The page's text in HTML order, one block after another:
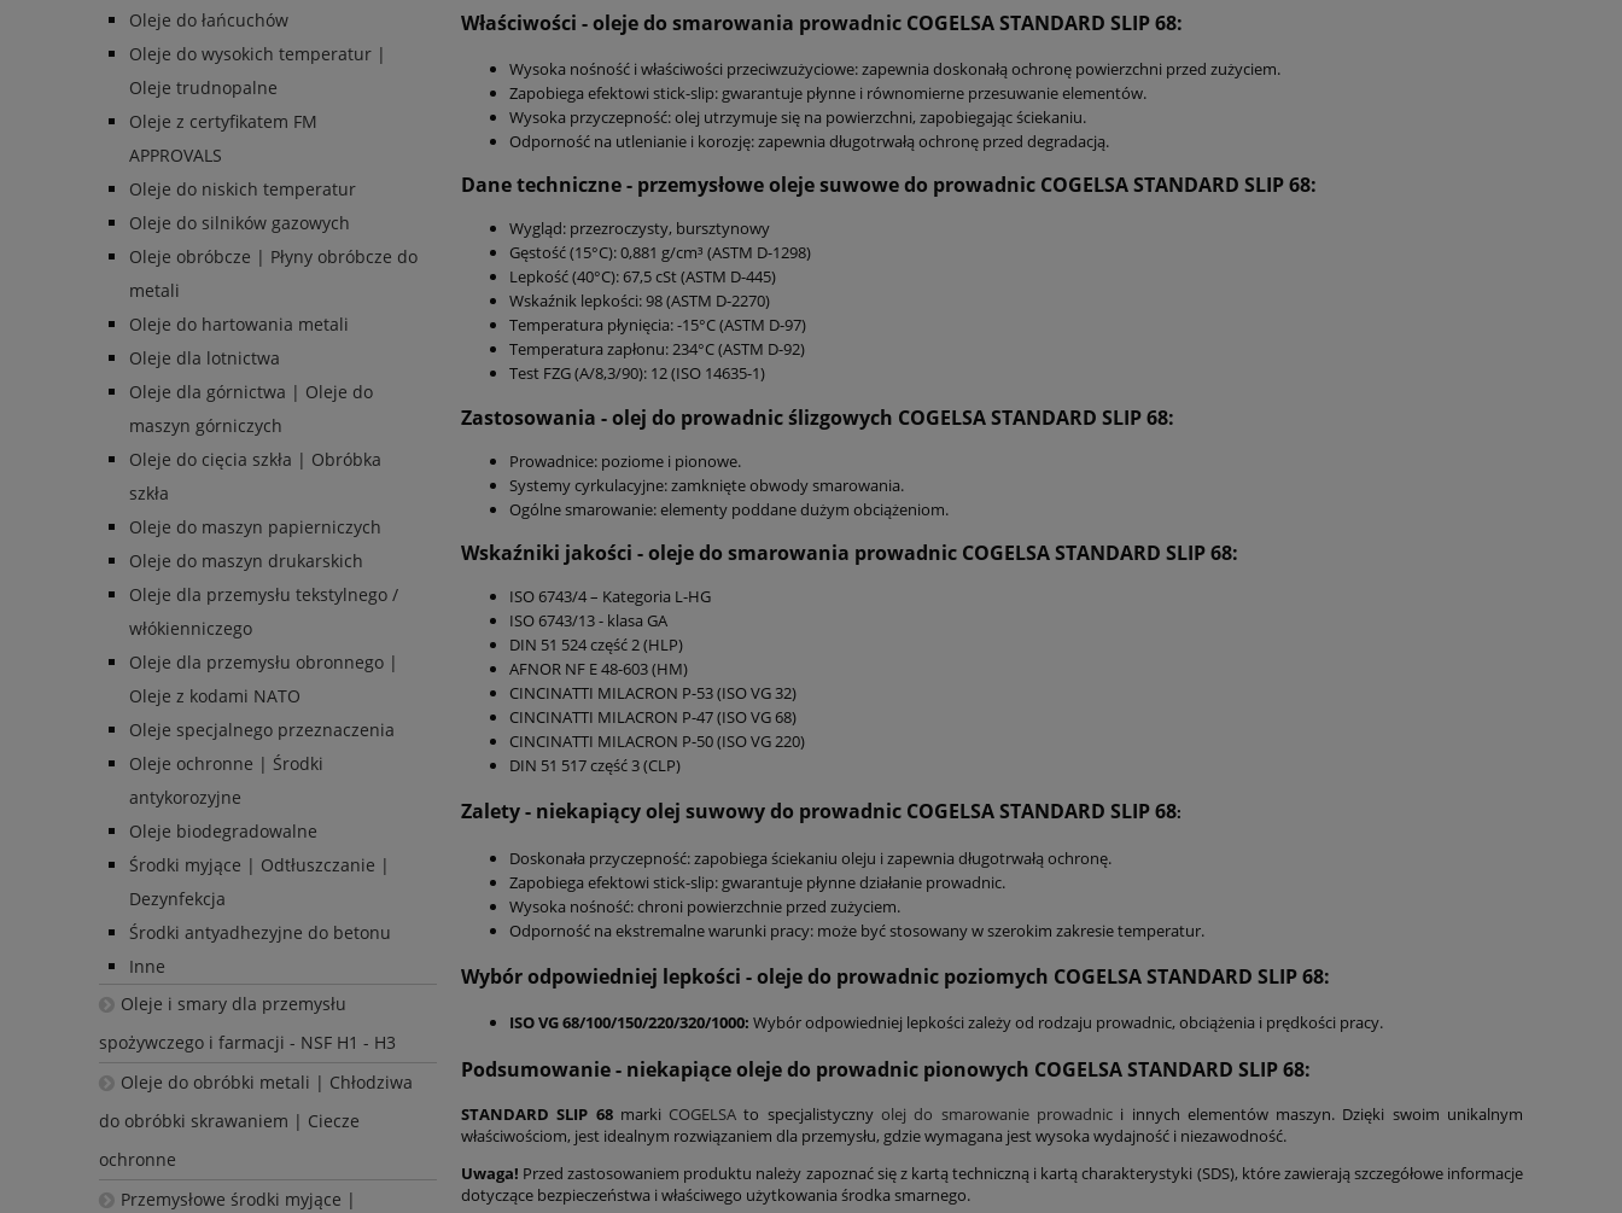
Oleje do łańcuchów
Oleje do wysokich temperatur |
Oleje trudnopalne
Oleje z certyfikatem FM
APPROVALS
Oleje do niskich temperatur
Oleje do silników gazowych
Oleje obróbcze | Płyny obróbcze do
metali
Oleje do hartowania metali
Oleje dla lotnictwa
Oleje dla górnictwa | Oleje do
maszyn górniczych
Oleje do cięcia szkła | Obróbka
szkła
Oleje do maszyn papierniczych
Oleje do maszyn drukarskich
Oleje dla przemysłu tekstylnego /
włókienniczego
Oleje dla przemysłu obronnego |
Oleje z kodami NATO
Oleje specjalnego przeznaczenia
Oleje ochronne | Środki
antykorozyjne
Oleje biodegradowalne
Środki myjące | Odtłuszczanie |
Dezynfekcja
Środki antyadhezyjne do betonu
Inne
Oleje i smary dla przemysłu
spożywczego i farmacji - NSF H1 - H3
Oleje do obróbki metali | Chłodziwa
do obróbki skrawaniem | Ciecze
ochronne
Przemysłowe środki myjące |
Właściwości - oleje do smarowania prowadnic COGELSA STANDARD SLIP 68:
Wysoka nośność i właściwości przeciwzużyciowe: zapewnia doskonałą ochronę powierzchni przed zużyciem.
Zapobiega efektowi stick-slip: gwarantuje płynne i równomierne przesuwanie elementów.
Wysoka przyczepność: olej utrzymuje się na powierzchni, zapobiegając ściekaniu.
Odporność na utlenianie i korozję: zapewnia długotrwałą ochronę przed degradacją.
Dane techniczne - przemysłowe oleje suwowe do prowadnic COGELSA STANDARD SLIP 68:
Wygląd: przezroczysty, bursztynowy
Gęstość (15°C): 0,881 g/cm³ (ASTM D-1298)
Lepkość (40°C): 67,5 cSt (ASTM D-445)
Wskaźnik lepkości: 98 (ASTM D-2270)
Temperatura płynięcia: -15°C (ASTM D-97)
Temperatura zapłonu: 234°C (ASTM D-92)
Test FZG (A/8,3/90): 12 (ISO 14635-1)
Zastosowania -olej do prowadnic ślizgowych COGELSA STANDARD SLIP 68:
Prowadnice: poziome i pionowe.
Systemy cyrkulacyjne: zamknięte obwody smarowania.
Ogólne smarowanie: elementy poddane dużym obciążeniom.
Wskaźniki jakości -oleje do smarowania prowadnic COGELSA STANDARD SLIP 68:
ISO 6743/4 – Kategoria L-HG
ISO 6743/13 - klasa GA
DIN 51 524 część 2 (HLP)
AFNOR NF E 48-603 (HM)
CINCINATTI MILACRON P-53 (ISO VG 32)
CINCINATTI MILACRON P-47 (ISO VG 68)
CINCINATTI MILACRON P-50 (ISO VG 220)
DIN 51 517 część 3 (CLP)
Zalety - niekapiący olej suwowy do prowadnic COGELSA STANDARD SLIP 68:
Doskonała przyczepność: zapobiega ściekaniu oleju i zapewnia długotrwałą ochronę.
Zapobiega efektowi stick-slip: gwarantuje płynne działanie prowadnic.
Wysoka nośność: chroni powierzchnie przed zużyciem.
Odporność na ekstremalne warunki pracy: może być stosowany w szerokim zakresie temperatur.
Wybór odpowiedniej lepkości - oleje do prowadnic poziomych COGELSA STANDARD SLIP 68:
ISO VG 68/100/150/220/320/1000: Wybór odpowiedniej lepkości zależy od rodzaju prowadnic, obciążenia i prędkości pracy.
Podsumowanie- niekapiące oleje do prowadnic pionowych COGELSA STANDARD SLIP 68:
STANDARD SLIP 68 marki COGELSAto specjalistycznyolej do smarowanie prowadnici innych elementów maszyn. Dzięki swoim unikalnym
właściwościom, jest idealnym rozwiązaniem dla przemysłu, gdzie wymagana jest wysoka wydajność i niezawodność.
Uwaga! Przed zastosowaniem produktu należy zapoznać się z kartą techniczną i kartą charakterystyki (SDS), które zawierają szczegółowe informacje
dotyczące bezpieczeństwa i właściwego użytkowania środka smarnego.